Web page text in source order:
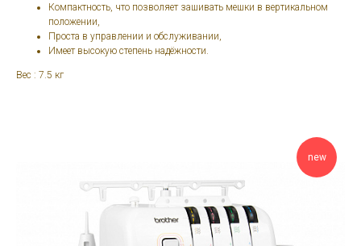
Компактность, что позволяет зашивать мешки в вертикальном
положении,
Проста в управлении и обслуживании,
Имеет высокую степень надёжности.
Вес : 7.5 кг
new